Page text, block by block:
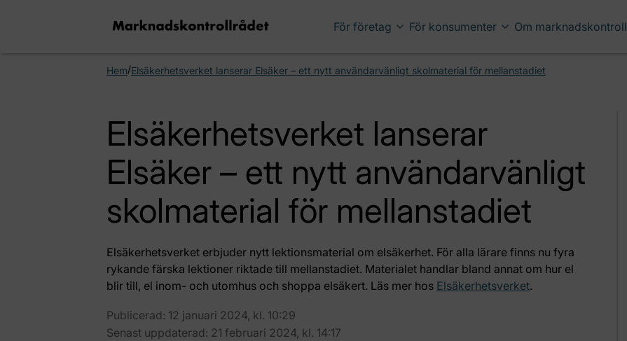
För företag För konsumenter Om marknadskontroll
Hem/Elsäkerhetsverket lanserar Elsäker – ett nytt användarvänligt skolmaterial för mellanstadiet
Elsäkerhetsverket lanserar
Elsäker – ett nytt användarvänligt
skolmaterial för mellanstadiet
Elsäkerhetsverket erbjuder nytt lektionsmaterial om elsäkerhet. För alla lärare finns nu fyra
rykande färska lektioner riktade till mellanstadiet. Materialet handlar bland annat om hur el
blir till, el inom- och utomhus och shoppa elsäkert. Läs mer hos Elsäkerhetsverket.
Publicerad: 12 januari 2024, kl. 10:29
Senast uppdaterad: 21 februari 2024, kl. 14:17